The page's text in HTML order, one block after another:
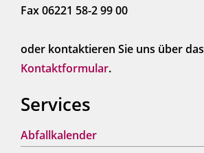
Fax 06221 58-2 99 00
oder kontaktieren Sie uns über das
Kontaktformular.
Services
Abfallkalender